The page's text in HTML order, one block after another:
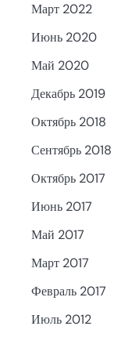
Март 2022
Июнь 2020
Май 2020
Декабрь 2019
Октябрь 2018
Сентябрь 2018
Октябрь 2017
Июнь 2017
Май 2017
Март 2017
Февраль 2017
Июль 2012